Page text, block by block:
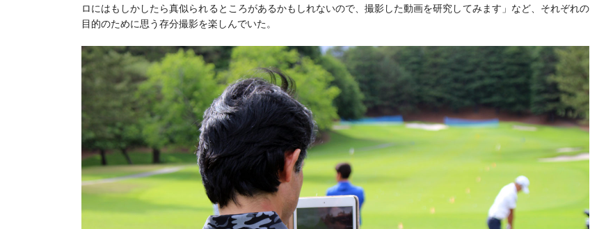
ロにはもしかしたら真似られるところがあるかもしれないので、撮影した動画を研究してみます」など、それぞれの
目的のために思う存分撮影を楽しんでいた。